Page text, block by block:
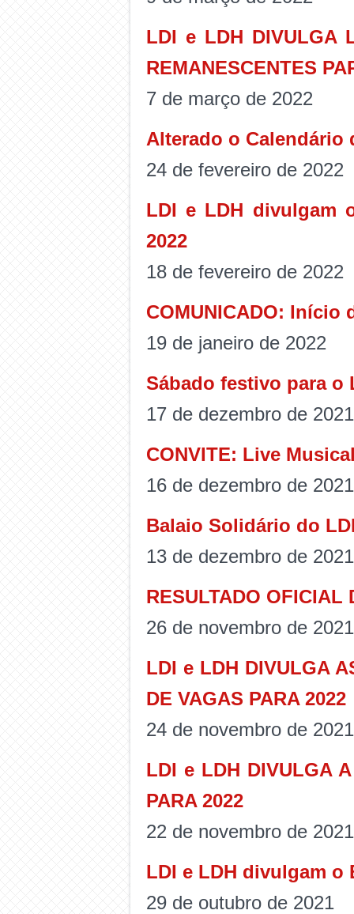
LDI e LDH DIVULGA
REMANESCENTES
7 de março de 2022
Alterado o Calendário
24 de fevereiro de 2022
LDI e LDH divulgam
2022
18 de fevereiro de 2022
COMUNICADO: Início
19 de janeiro de 2022
Sábado festivo para o
17 de dezembro de 2021
CONVITE: Live
16 de dezembro de 2021
Balaio Solidário do
13 de dezembro de 2021
RESULTADO OFICIAL
26 de novembro de 2021
LDI e LDH DIVULGA
DE VAGAS PARA 2022
24 de novembro de 2021
LDI e LDH DIVULGA
PARA 2022
22 de novembro de 2021
LDI e LDH divulgam o
29 de outubro de 2021